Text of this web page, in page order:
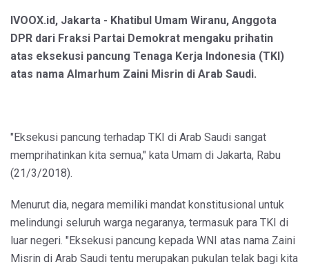
IVOOX.id, Jakarta - Khatibul Umam Wiranu, Anggota
DPR dari Fraksi Partai Demokrat mengaku prihatin
atas eksekusi pancung Tenaga Kerja Indonesia (TKI)
atas nama Almarhum Zaini Misrin di Arab Saudi.
"Eksekusi pancung terhadap TKI di Arab Saudi sangat
memprihatinkan kita semua," kata Umam di Jakarta, Rabu
(21/3/2018).
Menurut dia, negara memiliki mandat konstitusional untuk
melindungi seluruh warga negaranya, termasuk para TKI di
luar negeri. "Eksekusi pancung kepada WNI atas nama Zaini
Misrin di Arab Saudi tentu merupakan pukulan telak bagi kita